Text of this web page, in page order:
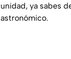
ya sabes